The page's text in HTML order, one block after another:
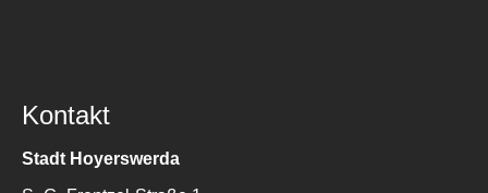
Kontakt
Stadt Hoyerswerda